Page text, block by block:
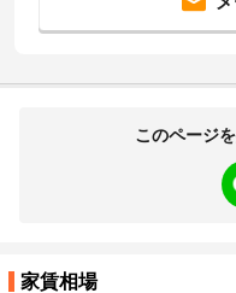
このページ
家賃相場